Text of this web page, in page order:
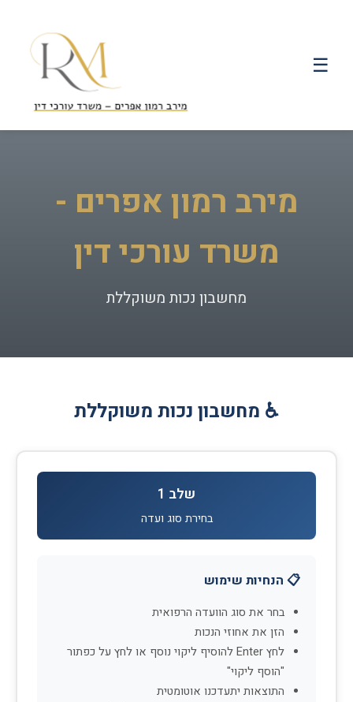
☰
מירב רמון אפרים -
משרד עורכי דין
מחשבון נכות משוקללת
♿ מחשבון נכות משוקללת
שלב 1
בחירת סוג ועדה
📋 הנחיות שימוש
בחר את סוג הוועדה הרפואית
הזן את אחוזי הנכות
לחץ Enter להוסיף ליקוי נוסף או לחץ על כפתור
"הוסף ליקוי"
התוצאות יתעדכנו אוטומטית